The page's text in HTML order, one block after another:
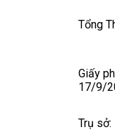
Tổng
Giấy
17/9/
Trụ sở: